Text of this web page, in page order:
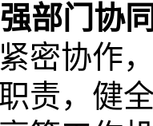
强部门协
密协作
责，健